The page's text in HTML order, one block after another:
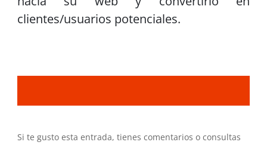
clientes/usuarios potenciales.
Si te gusto esta entrada, tienes comentarios o consultas